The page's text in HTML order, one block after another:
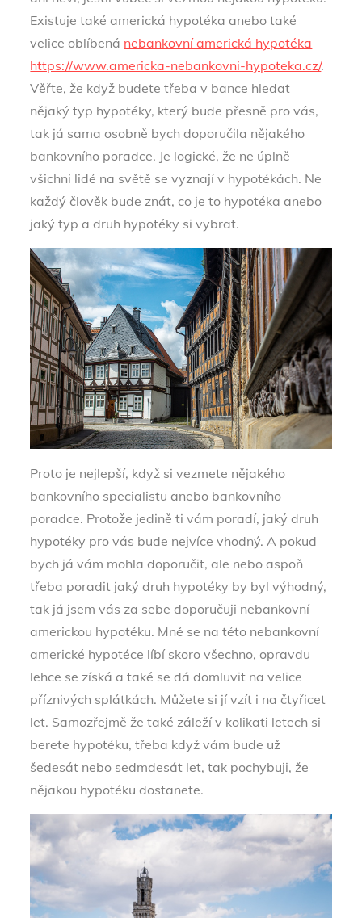
Existuje také americká hypotéka anebo také
velice oblíbená nebankovní americká hypotéka
https://www.americka-nebankovni-hypoteka.cz/.
Věřte, že když budete třeba v bance hledat
nějaký typ hypotéky, který bude přesně pro vás,
tak já sama osobně bych doporučila nějakého
bankovního poradce. Je logické, že ne úplně
všichni lidé na světě se vyznají v hypotékách. Ne
každý člověk bude znát, co je to hypotéka anebo
jaký typ a druh hypotéky si vybrat.
Proto je nejlepší, když si vezmete nějakého
bankovního specialistu anebo bankovního
poradce. Protože jedině ti vám poradí, jaký druh
hypotéky pro vás bude nejvíce vhodný. A pokud
bych já vám mohla doporučit, ale nebo aspoň
třeba poradit jaký druh hypotéky by byl výhodný,
tak já jsem vás za sebe doporučuji nebankovní
americkou hypotéku. Mně se na této nebankovní
americké hypotéce líbí skoro všechno, opravdu
lehce se získá a také se dá domluvit na velice
příznivých splátkách. Můžete si jí vzít i na čtyřicet
let. Samozřejmě že také záleží v kolikati letech si
berete hypotéku, třeba když vám bude už
šedesát nebo sedmdesát let, tak pochybuji, že
nějakou hypotéku dostanete.